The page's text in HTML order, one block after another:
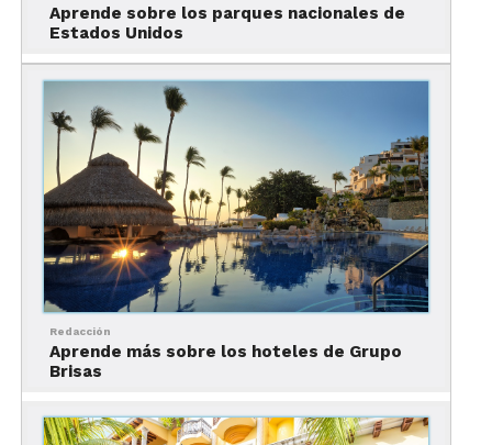
El hotel Hilton Playa del Carmen, se localiza a solo
unos pasos de laQuinta Avenida
perfecto para disfrutar en el día de sus
instalaciones y por la noche caminar por esta
emblemática avenida.
2. Las suites del hotel Hilton
Playa del Carmen
Aprende sobre los parques nacionales de
Estados Unidos
Redacción
Aprende más sobre los hoteles de Grupo
Brisas